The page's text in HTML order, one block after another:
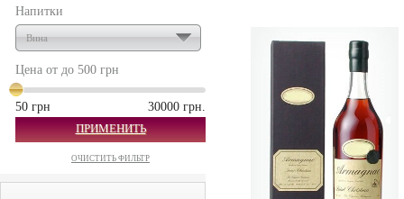
Напитки
Вина
Цена от до 500 грн
50 грн
30000 грн.
ПРИМЕНИТЬ
ОЧИСТИТЬ ФИЛЬТР